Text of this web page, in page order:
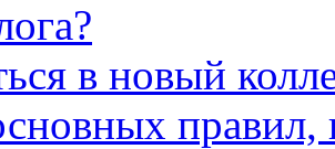
в новый